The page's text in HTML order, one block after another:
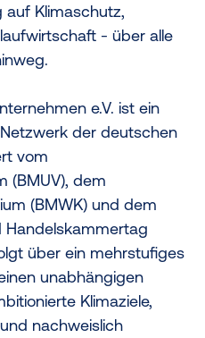
auf Klimaschutz,
- über alle
e.V. ist ein
der deutschen
vom
(BMUV), dem
(BMWK) und dem
über ein mehrstufiges
unabhängigen
Klimaziele,
nachweislich